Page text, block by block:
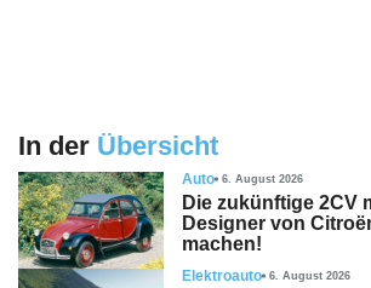
In der Übersicht
Auto 6. August 2026
Die zukünftige 2CV
Designer von
machen!
Elektroauto 6. August 2026